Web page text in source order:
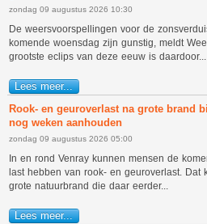
zondag 09 augustus 2026 10:30
De weersvoorspellingen voor de
komende woensdag zijn gunstig, meldt
grootste eclips van deze eeuw is daardoor...
Lees meer...
Rook- en geuroverlast na grote brand
nog weken aanhouden
zondag 09 augustus 2026 05:00
In en rond Venray kunnen mensen de
last hebben van rook- en geuroverlast. Dat
grote natuurbrand die daar eerder...
Lees meer...